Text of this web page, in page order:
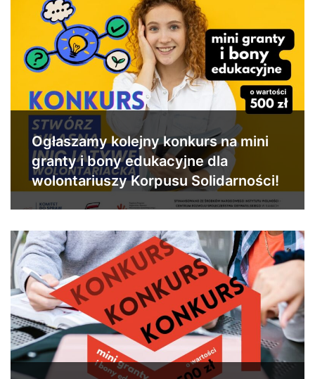
Ogłaszamy kolejny konkurs na mini
granty i bony edukacyjne dla
wolontariuszy Korpusu Solidarności!